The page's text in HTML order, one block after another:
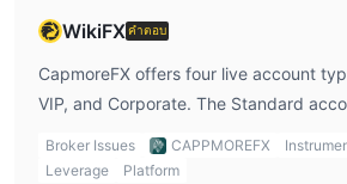
เพื่อเปิดบัญชีกับ CAPMOREFX ให้ทำตามขั้นต
1. เยี่ยมชม CAPMOREFX เว็บไซต์และคลิกที่
2. กรอกแบบฟอร์มลงทะเบียนออนไลน์ด้วยข้
และชื่อผู้ใช้/รหัสผ่าน
evaluate the true cost of trading. This
CapmoreFX should be approached
traders should fully understand the
WikiFXคำตอบ
CapmoreFX offers four live account
VIP, and Corporate. The Standard
minimum deposit of $250, while the
a higher deposit of $50,000. Each
Broker Issues CAPPMOREFX
Leverage
Platform